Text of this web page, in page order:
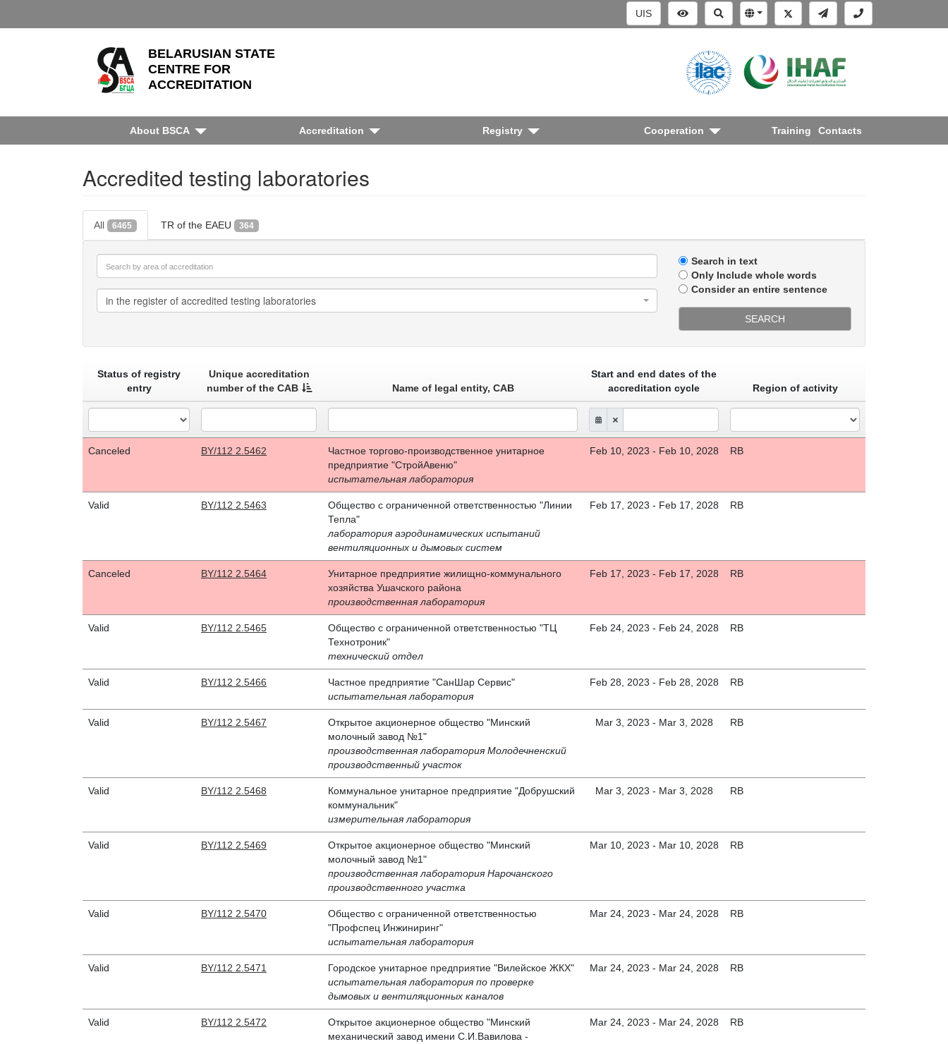
UIS
BELARUSIAN STATE
CENTRE FOR
ACCREDITATION
About BSCA Accreditation Registry Cooperation Training Contacts
Accredited testing laboratories
All 6465 TR of the EAEU 364
in the register of accredited testing laboratories
Search in text
Only Include whole words
Consider an entire sentence
SEARCH
Status of registry
entry
Unique accreditation
number of the CAB
Name of legal entity, CAB
Start and end dates of the
accreditation cycle
Region of activity
Canceled BY/112 2.5462
Частное торгово-производственное унитарное
предприятие "СтройАвеню"
испытательная лаборатория
Feb 10, 2023 - Feb 10, 2028 RB
Valid BY/112 2.5463
Общество с ограниченной ответственностью "Линии
Тепла"
лаборатория аэродинамических испытаний
вентиляционных и дымовых систем
Feb 17, 2023 - Feb 17, 2028 RB
Canceled BY/112 2.5464
Унитарное предприятие жилищно-коммунального
хозяйства Ушачского района
производственная лаборатория
Feb 17, 2023 - Feb 17, 2028 RB
Valid BY/112 2.5465
Общество с ограниченной ответственностью "ТЦ
Технотроник"
технический отдел
Feb 24, 2023 - Feb 24, 2028 RB
Valid BY/112 2.5466
Частное предприятие "СанШар Сервис"
испытательная лаборатория
Feb 28, 2023 - Feb 28, 2028 RB
Valid BY/112 2.5467
Открытое акционерное общество "Минский
молочный завод №1"
производственная лаборатория Молодечненский
производственный участок
Mar 3, 2023 - Mar 3, 2028 RB
Valid BY/112 2.5468
Коммунальное унитарное предприятие "Добрушский
коммунальник"
измерительная лаборатория
Mar 3, 2023 - Mar 3, 2028 RB
Valid BY/112 2.5469
Открытое акционерное общество "Минский
молочный завод №1"
производственная лаборатория Нарочанского
производственного участка
Mar 10, 2023 - Mar 10, 2028 RB
Valid BY/112 2.5470
Общество с ограниченной ответственностью
"Профспец Инжиниринг"
испытательная лаборатория
Mar 24, 2023 - Mar 24, 2028 RB
Valid BY/112 2.5471
Городское унитарное предприятие "Вилейское ЖКХ"
испытательная лаборатория по проверке
дымовых и вентиляционных каналов
Mar 24, 2023 - Mar 24, 2028 RB
Valid BY/112 2.5472
Открытое акционерное общество "Минский
механический завод имени С.И.Вавилова -
Mar 24, 2023 - Mar 24, 2028 RB